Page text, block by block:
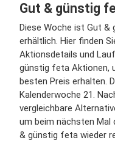
Gut & günstig
Diese Woche ist Gut
erhältlich. Hier finden
Aktionsdetails und
günstig feta Aktionen,
besten Preis erhalten.
Kalenderwoche 21.
vergleichbare
um beim nächsten
& günstig feta wieder